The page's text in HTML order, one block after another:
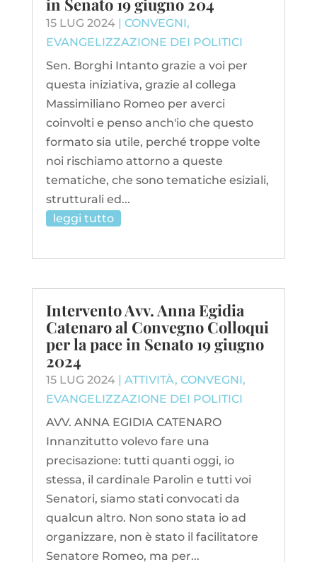
in Senato 19 giugno 204
15 LUG 2024| CONVEGNI,
EVANGELIZZAZIONE DEI POLITICI
Sen. Borghi Intanto grazie a voi per
questa iniziativa, grazie al collega
Massimiliano Romeo per averci
coinvolti e penso anch'io che questo
formato sia utile, perché troppe volte
noi rischiamo attorno a queste
tematiche, che sono tematiche esiziali,
strutturali ed...
leggi tutto
Intervento Avv. Anna Egidia
Catenaro al Convegno Colloqui
per la pace in Senato 19 giugno
2024
15 LUG 2024| ATTIVITÀ, CONVEGNI,
EVANGELIZZAZIONE DEI POLITICI
AVV. ANNA EGIDIA CATENARO
Innanzitutto volevo fare una
precisazione: tutti quanti oggi, io
stessa, il cardinale Parolin e tutti voi
Senatori, siamo stati convocati da
qualcun altro. Non sono stata io ad
organizzare, non è stato il facilitatore
Senatore Romeo, ma per...